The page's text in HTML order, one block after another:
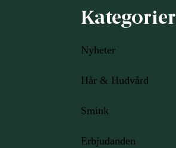
Kategorier
Nyheter
Hår & Hudvård
Smink
Erbjudanden